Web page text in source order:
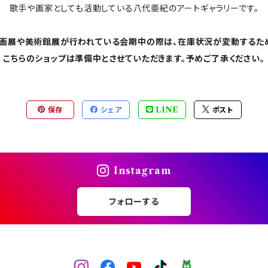
歌手や画家としても活動している八代亜紀のアートギャラリーです。
展や美術館展が行われている会期中の際は、在庫状況が変動するた
こちらのショップは準備中とさせていただきます。予めご了承ください。
保存 シェア LINE ポスト
Instagram
フォローする